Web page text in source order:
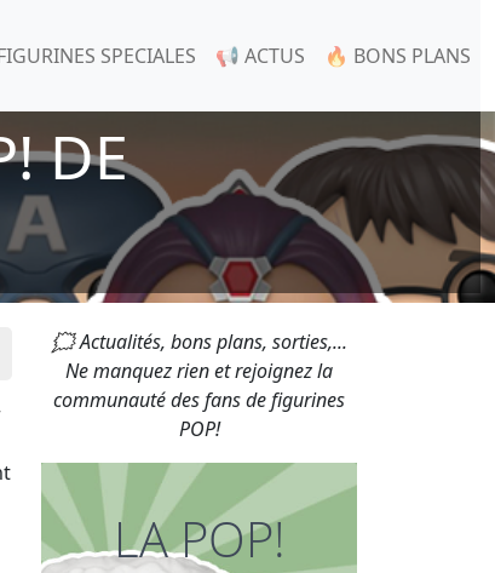
SPECIALES 📢 ACTUS 🔥 BONS PLANS
DE
🗯 Actualités, bons plans, sorties,...
Ne manquez rien et rejoignez la
communauté des fans de figurines
POP!
LA POP!